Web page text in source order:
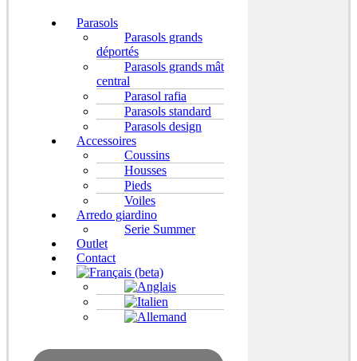
Parasols
Parasols grands
déportés
Parasols grands mât
central
Parasol rafia
Parasols standard
Parasols design
Accessoires
Coussins
Housses
Pieds
Voiles
Arredo giardino
Serie Summer
Outlet
Contact